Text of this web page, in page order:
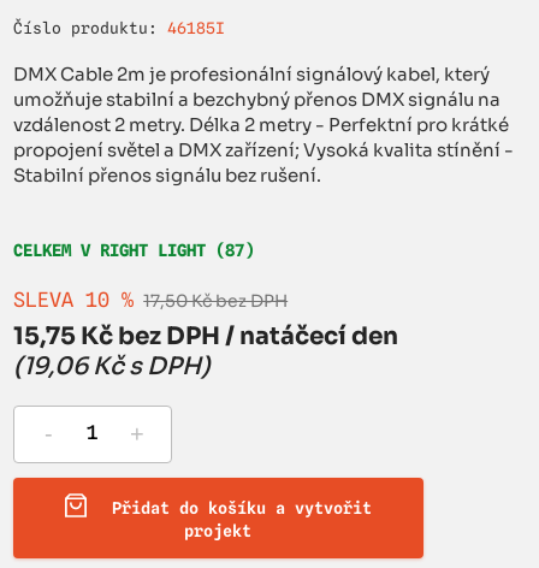
Číslo produktu: 46185I
DMX Cable 2m je profesionální signálový kabel, který
umožňuje stabilní a bezchybný přenos DMX signálu na
vzdálenost 2 metry. Délka 2 metry - Perfektní pro krátké
propojení světel a DMX zařízení; Vysoká kvalita stínění -
Stabilní přenos signálu bez rušení.
CELKEM V RIGHT LIGHT (87)
SLEVA 10 % 17,50 Kč bez DPH
15,75 Kč bez DPH / natáčecí den
(19,06 Kč s DPH)
- +
Přidat do košíku a vytvořit
projekt